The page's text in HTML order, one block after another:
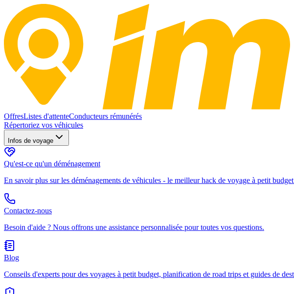
OffresListes d'attenteConducteurs rémunérés
Répertoriez vos véhicules
Infos de voyage
Qu'est-ce qu'un déménagement
En savoir plus sur les déménagements de véhicules - le meilleur hack de voyage à petit
Contactez-nous
Besoin d'aide ? Nous offrons une assistance personnalisée pour toutes vos questions.
Blog
Conseils d'experts pour des voyages à petit budget, planification de road trips et guides de